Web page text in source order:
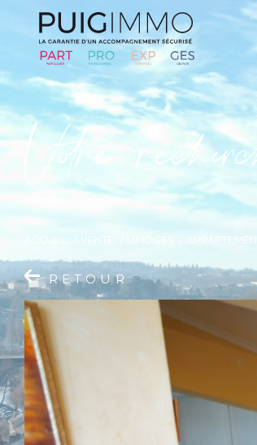
Vore rece
ACCUEIL VENTE
RETOUR